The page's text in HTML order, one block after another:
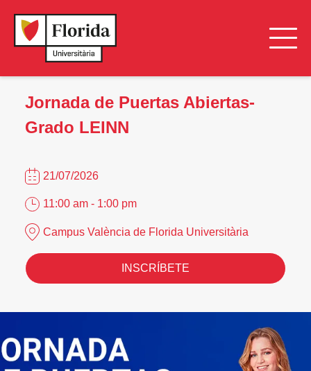
Jornada de Puertas Abiertas-
Grado LEINN
21/07/2026
11:00 am - 1:00 pm
Campus València de Florida Universitària
INSCRÍBETE